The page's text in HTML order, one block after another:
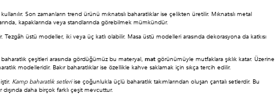
Son zamanların trend ürünü mıknatıslı baharatlıklar ise çelikten üretilir. Mıknatıslı metal
kapaklarında veya standlarında görebilmek mümkündür.
üstü modeller, iki veya üç katlı olabilir. Masa üstü modelleri arasında dekorasyona da katkısı
çeşitleri arasında gördüğümüz bu materyal, mat görünümüyle mutfaklara şıklık katar. Üzerine
modelleridir. Bakır baharatlıklar ise özellikle kahve saklamak için sıkça tercih edilir.
Kamp baharatlık setleriise çoğunlukla üçlü baharatlık takımlarından oluşan çantalı setlerdir. Bu
daha birçok farklı çeşit mevcuttur.